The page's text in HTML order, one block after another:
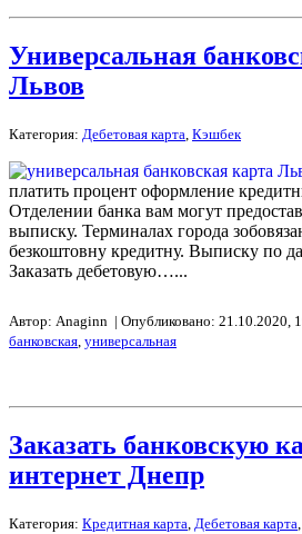
Универсальная
Львов
Категория: Дебетовая карта, Кэшбек
платить процент оформление
Отделении банка вам могут
выписку. Терминалах города
безкоштовну кредитну. Выписку по
Заказать дебетовую…...
Автор: Anaginn | Опубликовано: 21.10.2020,
банковская, универсальная
Заказать банковскую
интернет Днепр
Категория: Кредитная карта, Дебетовая карта,